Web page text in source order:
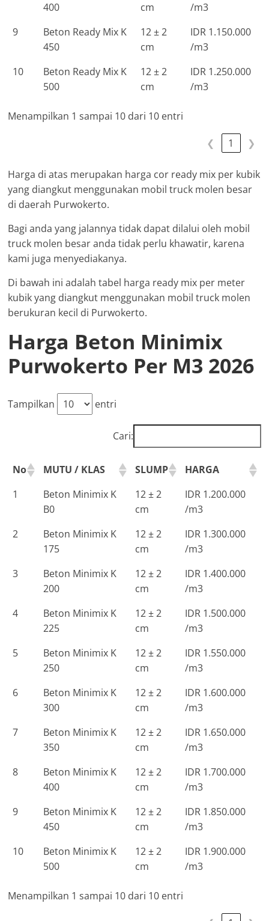
400
cm
/m3
9
Beton Ready Mix K
450
12 ± 2
cm
IDR 1.150.000
/m3
10
Beton Ready Mix K
500
12 ± 2
cm
IDR 1.250.000
/m3
Menampilkan 1 sampai 10 dari 10 entri
❮ 1 ❯
Harga di atas merupakan harga cor ready mix per kubik
yang diangkut menggunakan mobil truck molen besar
di daerah Purwokerto.
Bagi anda yang jalannya tidak dapat dilalui oleh mobil
truck molen besar anda tidak perlu khawatir, karena
kami juga menyediakanya.
Di bawah ini adalah tabel harga ready mix per meter
kubik yang diangkut menggunakan mobil truck molen
berukuran kecil di Purwokerto.
Harga Beton Minimix
Purwokerto Per M3 2026
Tampilkan entri
Cari:
No MUTU / KLAS SLUMP
HARGA
1
Beton Minimix K
B0
12 ± 2
cm
IDR 1.200.000
/m3
2
Beton Minimix K
175
12 ± 2
cm
IDR 1.300.000
/m3
3
Beton Minimix K
200
12 ± 2
cm
IDR 1.400.000
/m3
4
Beton Minimix K
225
12 ± 2
cm
IDR 1.500.000
/m3
5
Beton Minimix K
250
12 ± 2
cm
IDR 1.550.000
/m3
6
Beton Minimix K
300
12 ± 2
cm
IDR 1.600.000
/m3
7
Beton Minimix K
350
12 ± 2
cm
IDR 1.650.000
/m3
8
Beton Minimix K
400
12 ± 2
cm
IDR 1.700.000
/m3
9
Beton Minimix K
450
12 ± 2
cm
IDR 1.850.000
/m3
10
Beton Minimix K
500
12 ± 2
cm
IDR 1.900.000
/m3
Menampilkan 1 sampai 10 dari 10 entri